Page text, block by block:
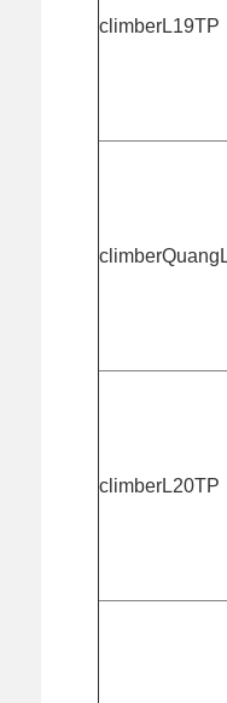
climberL19TP
climberL20TP